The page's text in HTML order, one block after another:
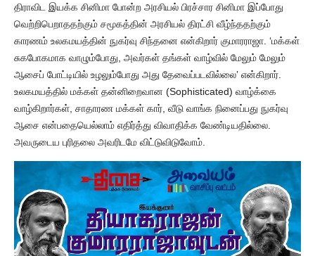
திராவிட இயக்க சினிமா போன்ற அரசியல் பிரச்சார சினிமா இப்போது
வெற்றிபெறாததற்கும் சமூகத்தின் அரசியல் திரட்சி வீழ்ந்ததற்கும்
காரணம் உலகமயத்தின் நுகர்வு சிந்தனை என்கிறார் குமாரராஜா. ‘மக்கள்
சுகபோகமாக வாழும்போது, அவர்கள் தங்கள் வாழ்வில் மேலும் மேலும்
ஆசைப் போட்டியில் உழலும்போது அது தேவைப்படவில்லை’ என்கிறார்.
உலகமயத்தில் மக்கள் தன்னிறைவான (Sophisticated) வாழ்க்கை
வாழ்கிறார்கள், சாதாரண மக்கள் கார், வீடு வாங்க நினைப்பது நுகர்வு
ஆசை என்பதையெல்லாம் எதிர்த்து விவாதிக்க வேண்டியதில்லை.
அவருடைய புரிதலை அவரிடமே விட்டுவிடுவோம்.